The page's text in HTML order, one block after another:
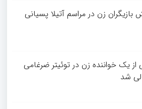
زن در مراسم آتیلا پسیانی
از یک خواننده زن در توئیتر ضرغامی
شد